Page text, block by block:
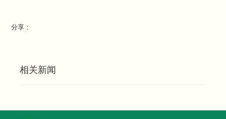
分享：
相关新闻